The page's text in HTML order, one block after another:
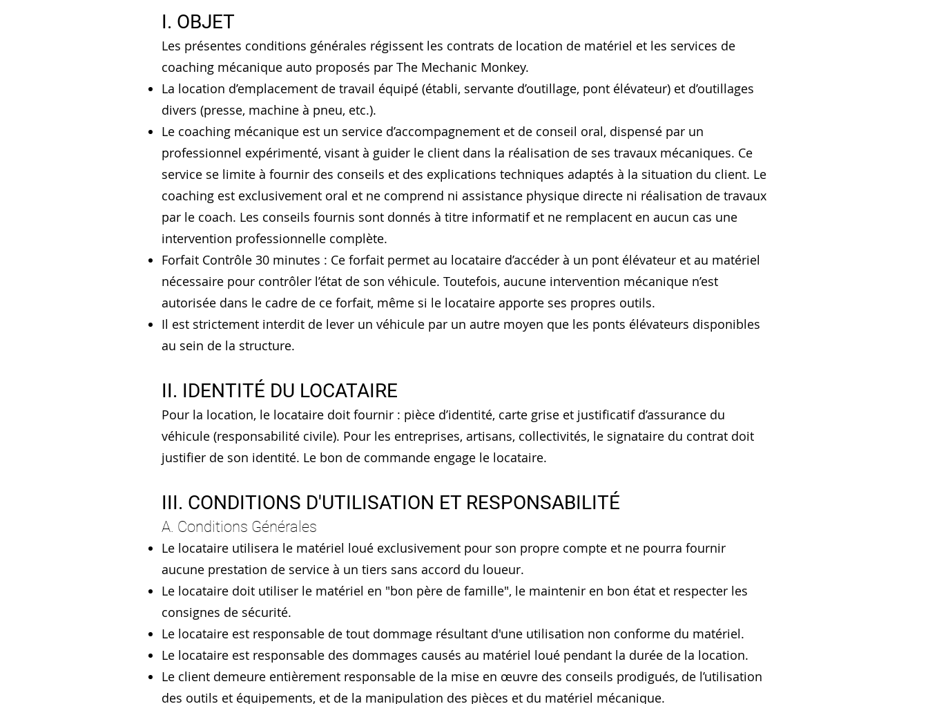
I. OBJET
Les présentes conditions générales régissent les contrats de location de matériel et les services de
coaching mécanique auto proposés par The Mechanic Monkey.
La location d’emplacement de travail équipé (établi, servante d’outillage, pont élévateur) et d’outillages
divers (presse, machine à pneu, etc.).
Le coaching mécanique est un service d’accompagnement et de conseil oral, dispensé par un
professionnel expérimenté, visant à guider le client dans la réalisation de ses travaux mécaniques. Ce
service se limite à fournir des conseils et des explications techniques adaptés à la situation du client. Le
coaching est exclusivement oral et ne comprend ni assistance physique directe ni réalisation de travaux
par le coach. Les conseils fournis sont donnés à titre informatif et ne remplacent en aucun cas une
intervention professionnelle complète.
Forfait Contrôle 30 minutes : Ce forfait permet au locataire d’accéder à un pont élévateur et au matériel
nécessaire pour contrôler l’état de son véhicule. Toutefois, aucune intervention mécanique n’est
autorisée dans le cadre de ce forfait, même si le locataire apporte ses propres outils.
Il est strictement interdit de lever un véhicule par un autre moyen que les ponts élévateurs disponibles
au sein de la structure.
II. IDENTITÉ DU LOCATAIRE
Pour la location, le locataire doit fournir : pièce d’identité, carte grise et justificatif d’assurance du
véhicule (responsabilité civile). Pour les entreprises, artisans, collectivités, le signataire du contrat doit
justifier de son identité. Le bon de commande engage le locataire.
III. CONDITIONS D'UTILISATION ET RESPONSABILITÉ
A. Conditions Générales
Le locataire utilisera le matériel loué exclusivement pour son propre compte et ne pourra fournir
aucune prestation de service à un tiers sans accord du loueur.
Le locataire doit utiliser le matériel en "bon père de famille", le maintenir en bon état et respecter les
consignes de sécurité.
Le locataire est responsable de tout dommage résultant d'une utilisation non conforme du matériel.
Le locataire est responsable des dommages causés au matériel loué pendant la durée de la location.
Le client demeure entièrement responsable de la mise en œuvre des conseils prodigués, de l’utilisation
des outils et équipements, et de la manipulation des pièces et du matériel mécanique.